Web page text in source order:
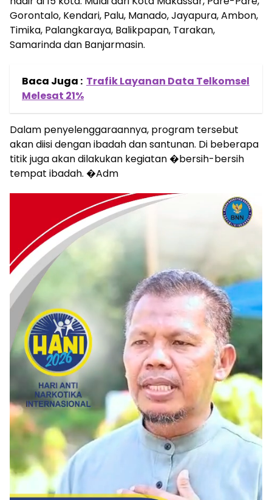
Gorontalo, Kendari, Palu, Manado, Jayapura, Ambon,
Timika, Palangkaraya, Balikpapan, Tarakan,
Samarinda dan Banjarmasin.
Baca Juga : Trafik Layanan Data Telkomsel
Melesat 21%
Dalam penyelenggaraannya, program tersebut
akan diisi dengan ibadah dan santunan. Di beberapa
titik juga akan dilakukan kegiatan �bersih-bersih
tempat ibadah. �Adm